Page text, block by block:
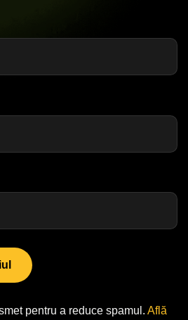
pentru a reduce spamul. Află